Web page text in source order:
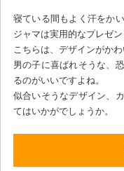
寝ている間もよく汗をか
ジャマは実用的なプレゼン
こちらは、デザインがかわ
男の子に喜ばれそうな、
るのがいいですよね。
似合いそうなデザイン、
てはいかがでしょうか。